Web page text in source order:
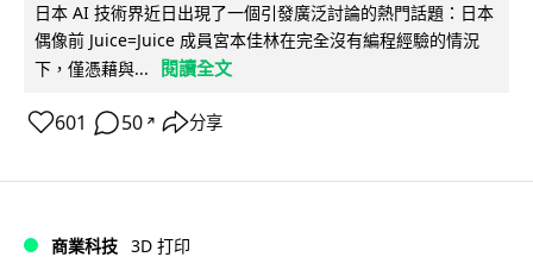
日本 AI 技術界近日出現了一個引發廣泛討論的熱門話題：日本
偶像前 Juice=Juice 成員宮本佳林在完全沒有編程經驗的情況
下，僅憑藉與...
閱讀全文
601 50 ↗ 分享
商業科技 3D 打印